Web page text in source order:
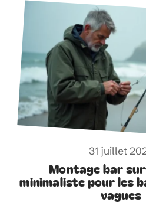
31 juillet
Montage bar
minimaliste pour les
vagues